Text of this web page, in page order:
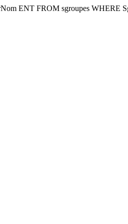
ENT FROM sgroupes WHERE